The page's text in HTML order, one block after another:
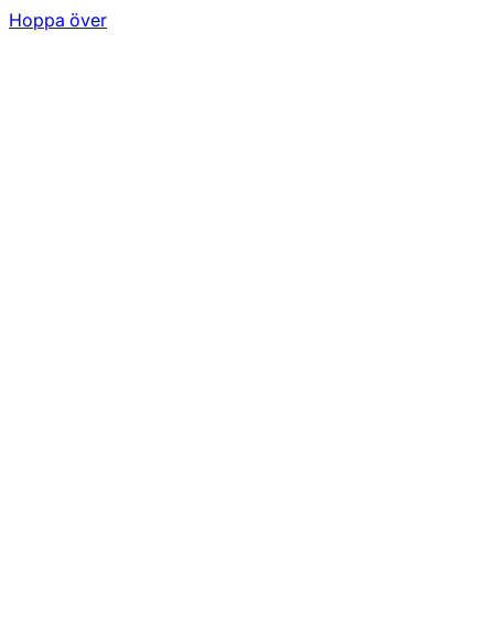
Hoppa över